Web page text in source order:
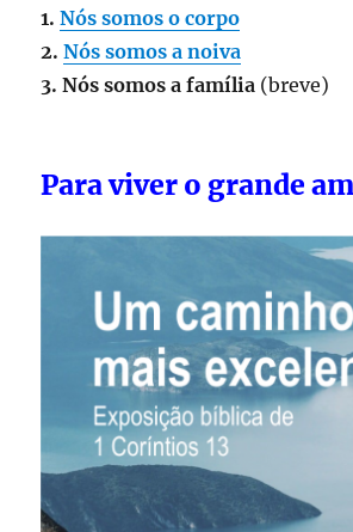
1.Nós somos o corpo
2.Nós somos a noiva
3. Nós somos a família (breve)
Para viver o grande